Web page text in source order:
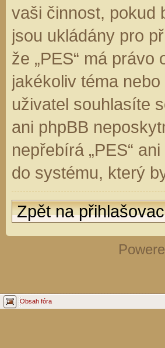
vaši činnost, pokud
jsou ukládány pro
že „PES“ má
jakékoliv téma
uživatel souhlasíte
ani phpBB
nepřebírá „PES“
do systému, který
Zpět na
Obsah fóra